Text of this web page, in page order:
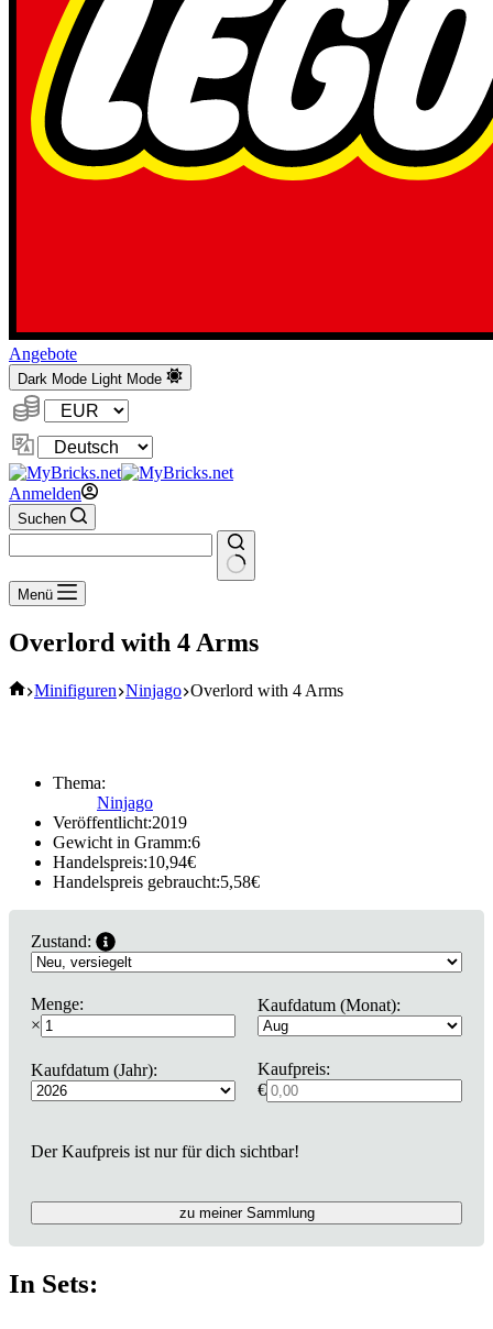
Angebote
Dark Mode Light Mode
Währung:
Sprache
ändern
Anmelden
Suchen
Keine
Ergebnisse
Menü
Overlord with 4 Arms
Start
Minifiguren Ninjago Overlord with 4 Arms
Thema:
Ninjago
Veröffentlicht:2019
Gewicht in Gramm:6
Handelspreis:10,94€
Handelspreis gebraucht:5,58€
Zustand:
Menge:
×
Kaufdatum (Monat):
Kaufdatum (Jahr):
Kaufpreis:
€
Der Kaufpreis ist nur für dich sichtbar!
zu meiner Sammlung
In Sets: